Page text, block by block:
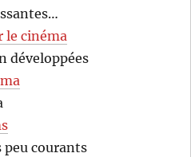
le cinéma
développées
peu courants